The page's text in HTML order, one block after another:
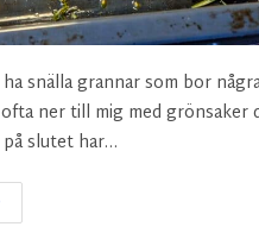
snälla grannar som bor
ner till mig med grönsaker
slutet har…